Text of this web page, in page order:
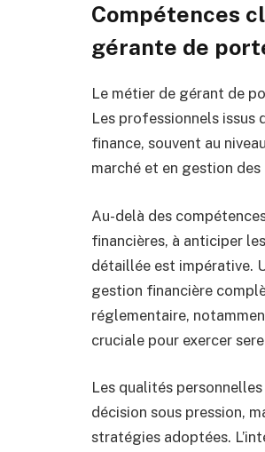
Compétences
gérante de
Le métier de gérant de
Les professionnels issus
finance, souvent au
marché et en gestion des
Au-delà des
financières, à anticiper
détaillée est impérative.
gestion financière
réglementaire,
cruciale pour exercer
Les qualités
décision sous pression,
stratégies adoptées.